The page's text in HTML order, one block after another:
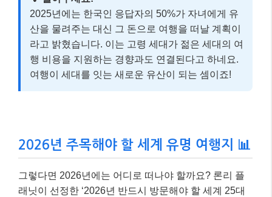
2025년에는 한국인 응답자의 50%가 자녀에게 유
산을 물려주는 대신 그 돈으로 여행을 떠날 계획이
라고 밝혔습니다. 이는 고령 세대가 젊은 세대의 여
행 비용을 지원하는 경향과도 연결된다고 하네요.
여행이 세대를 잇는 새로운 유산이 되는 셈이죠!
2026년 주목해야 할 세계 유명 여행지 📊
그렇다면 2026년에는 어디로 떠나야 할까요? 론리 플
래닛이 선정한 ‘2026년 반드시 방문해야 할 세계 25대